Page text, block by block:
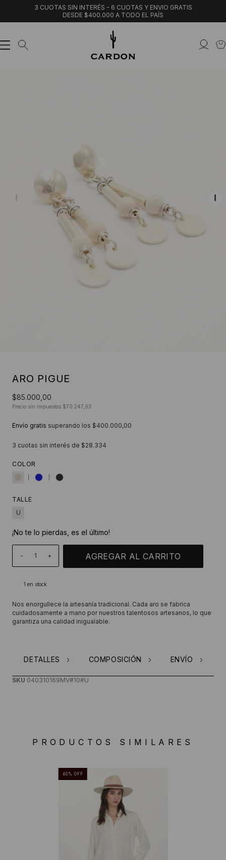
3 CUOTAS SIN INTERÉS - 6 CUOTAS Y ENVIO GRATIS
DESDE $400.000 A TODO EL PAÍS
ARO PIGUE
$85.000,00
Precio sin impuestos $70.247,93
Envío gratis superando los $400.000,00
3 cuotas sin interés de $28.334
COLOR
TALLE
U
¡No te lo pierdas, es el último!
- +
1 en stock
Nos enorgullece la artesanía tradicional. Cada aro se fabrica
cuidadosamente a mano por nuestros talentosos artesanos, lo que
garantiza una calidad inigualable.
DETALLES COMPOSICIÓN ENVÍO
SKU 040310169MV#10#U
PRODUCTOS SIMILARES
40%OFF